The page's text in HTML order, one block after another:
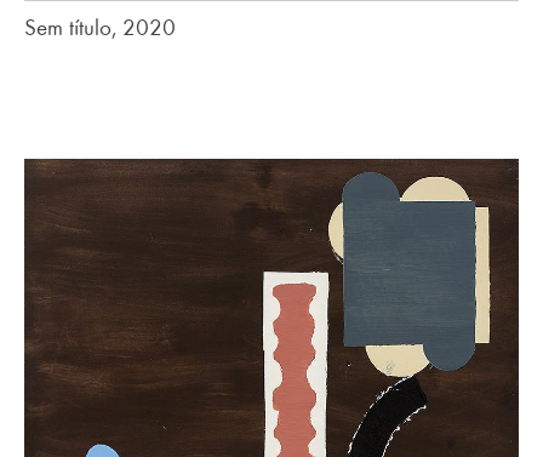
Sem título, 2020